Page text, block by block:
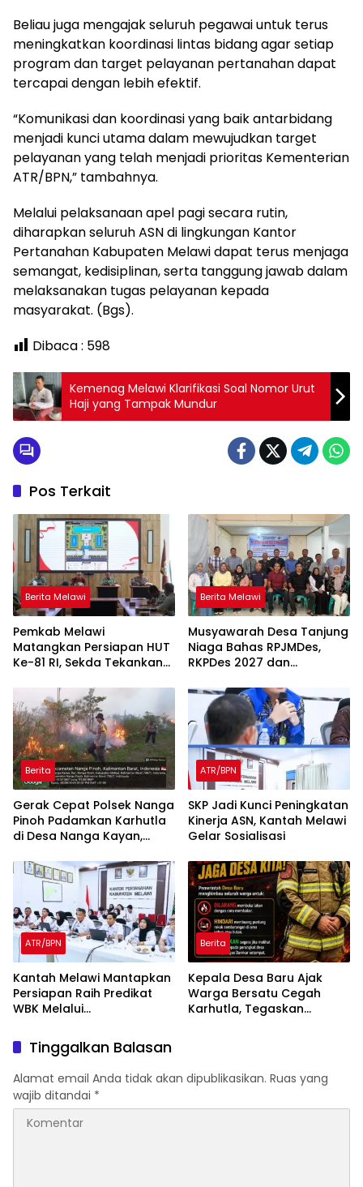
Beliau juga mengajak seluruh pegawai untuk terus
meningkatkan koordinasi lintas bidang agar setiap
program dan target pelayanan pertanahan dapat
tercapai dengan lebih efektif.
“Komunikasi dan koordinasi yang baik antarbidang
menjadi kunci utama dalam mewujudkan target
pelayanan yang telah menjadi prioritas Kementerian
ATR/BPN,” tambahnya.
Melalui pelaksanaan apel pagi secara rutin,
diharapkan seluruh ASN di lingkungan Kantor
Pertanahan Kabupaten Melawi dapat terus menjaga
semangat, kedisiplinan, serta tanggung jawab dalam
melaksanakan tugas pelayanan kepada
masyarakat. (Bgs).
Dibaca : 598
Kemenag Melawi Klarifikasi Soal Nomor Urut
Haji yang Tampak Mundur
Pos Terkait
Berita Melawi
Pemkab Melawi
Matangkan Persiapan HUT
Ke-81 RI, Sekda Tekankan
Jawab Panitia
Berita Melawi
Musyawarah Desa Tanjung
Niaga Bahas RPJMDes,
RKPDes 2027 dan
Stunting
Berita
Gerak Cepat Polsek Nanga
Pinoh Padamkan Karhutla
di Desa Nanga Kayan,
Lahan
ATR/BPN
SKP Jadi Kunci Peningkatan
Kinerja ASN, Kantah Melawi
Gelar Sosialisasi
ATR/BPN
Kantah Melawi Mantapkan
Persiapan Raih Predikat
WBK Melalui
dan Verifikasi Lapangan
Berita
Kepala Desa Baru Ajak
Warga Bersatu Cegah
Karhutla, Tegaskan
Tinggalkan Balasan
Alamat email Anda tidak akan dipublikasikan. Ruas yang
wajib ditandai *